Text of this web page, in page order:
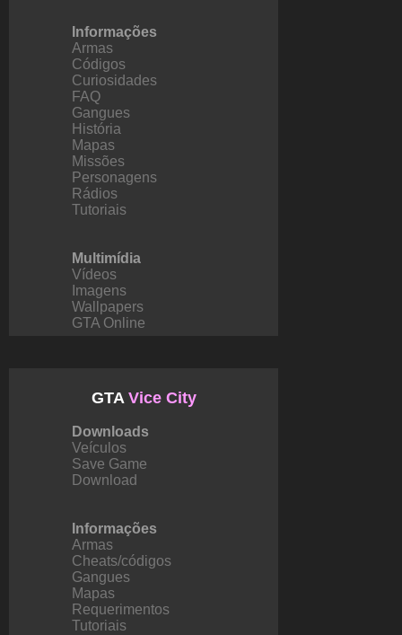
Informações
Armas
Códigos
Curiosidades
FAQ
Gangues
História
Mapas
Missões
Personagens
Rádios
Tutoriais
Multimídia
Vídeos
Imagens
Wallpapers
GTA Online
GTA Vice City
Downloads
Veículos
Save Game
Download
Informações
Armas
Cheats/códigos
Gangues
Mapas
Requerimentos
Tutoriais